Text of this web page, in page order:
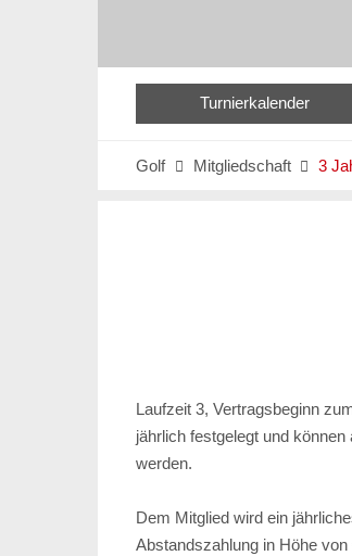
Turnierkalender
Golf  Mitgliedschaft  3
Laufzeit 3, Vertragsbeginn
jährlich festgelegt und
werden.
Dem Mitglied wird ein
Abstandszahlung in Höhe